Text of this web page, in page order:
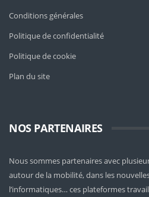
Conditions générales
Politique de confidentialité
Politique de cookie
Plan du site
NOS PARTENAIRES
Nous sommes partenaires avec
autour de la mobilité, dans les
l’informatiques… ces plateformes